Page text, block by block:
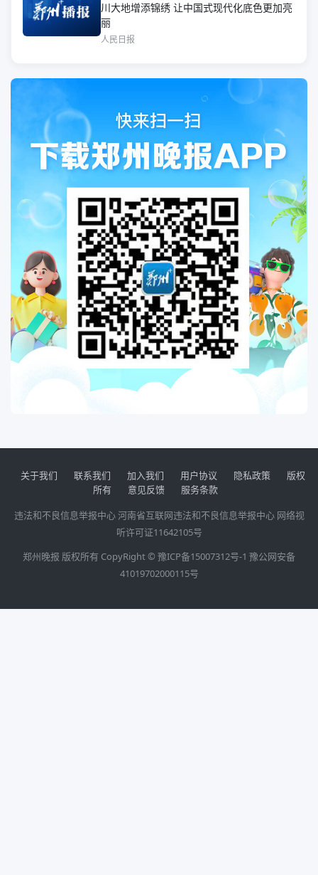
川大地增添锦绣 让中国式现代化底色更加亮
丽
人民日报
关于我们 联系我们 加入我们 用户协议 隐私政策
版权
所有
意见反馈
服务条款
违法和不良信息举报中心河南省互联网违法和不良信息举报中心 网络视
听许可证11642105号
郑州晚报 版权所有 CopyRight © 豫ICP备15007312号-1 豫公网安备
41019702000115号